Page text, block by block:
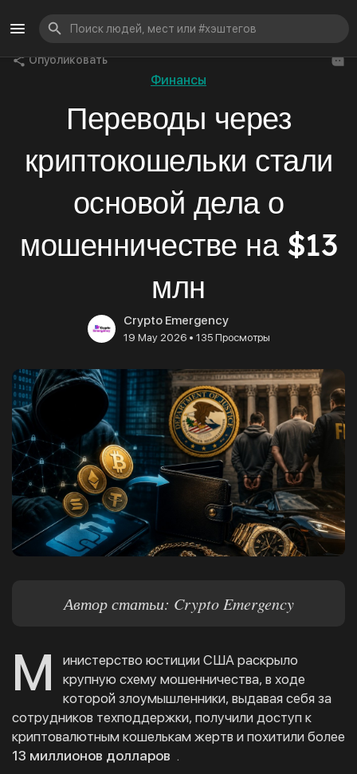
Опубликовать
Финансы
Переводы через
криптокошельки стали
основой дела о
мошенничестве на $13
млн
Crypto Emergency
19 May 2026• 135 Просмотры
Автор статьи: Crypto Emergency
М
инистерство юстиции США раскрыло
крупную схему мошенничества, в ходе
которой злоумышленники, выдавая себя за
сотрудников техподдержки, получили доступ к
криптовалютным кошелькам жертв и похитили более
13 миллионов долларов .